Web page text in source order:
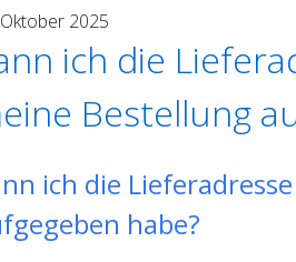
2025
ich die
Bestellung
ich die
habe?